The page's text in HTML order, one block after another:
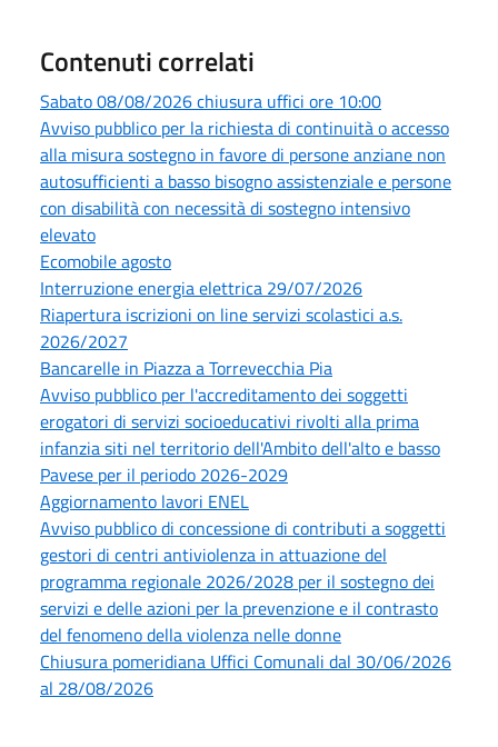
Contenuti correlati
Sabato 08/08/2026 chiusura uffici ore 10:00
Avviso pubblico per la richiesta di continuità o accesso
alla misura sostegno in favore di persone anziane non
autosufficienti a basso bisogno assistenziale e persone
con disabilità con necessità di sostegno intensivo
elevato
Ecomobile agosto
Interruzione energia elettrica 29/07/2026
Riapertura iscrizioni on line servizi scolastici a.s.
2026/2027
Bancarelle in Piazza a Torrevecchia Pia
Avviso pubblico per l'accreditamento dei soggetti
erogatori di servizi socioeducativi rivolti alla prima
infanzia siti nel territorio dell'Ambito dell'alto e basso
Pavese per il periodo 2026-2029
Aggiornamento lavori ENEL
Avviso pubblico di concessione di contributi a soggetti
gestori di centri antiviolenza in attuazione del
programma regionale 2026/2028 per il sostegno dei
servizi e delle azioni per la prevenzione e il contrasto
del fenomeno della violenza nelle donne
Chiusura pomeridiana Uffici Comunali dal 30/06/2026
al 28/08/2026